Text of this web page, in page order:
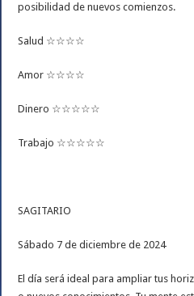
posibilidad de nuevos comienzos.
Salud ☆☆☆☆
Amor ☆☆☆☆
Dinero ☆☆☆☆☆
Trabajo ☆☆☆☆☆
SAGITARIO
Sábado 7 de diciembre de 2024
El día será ideal para ampliar tus